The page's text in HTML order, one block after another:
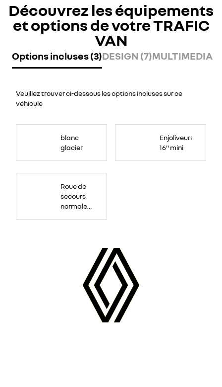
Découvrez les équipements
et options de votre TRAFIC
VAN
Options incluses (3)DESIGN (7)MULTIMEDIA
Veuillez trouver ci-dessous les options incluses sur ce
véhicule
blanc
glacier
Enjoliveurs
16" mini
Roue de
secours
normale